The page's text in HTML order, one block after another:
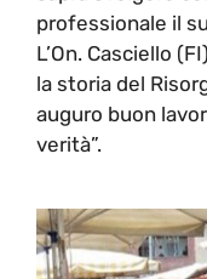
professionale il
L’On. Casciello
la storia del
auguro buon
verità”.